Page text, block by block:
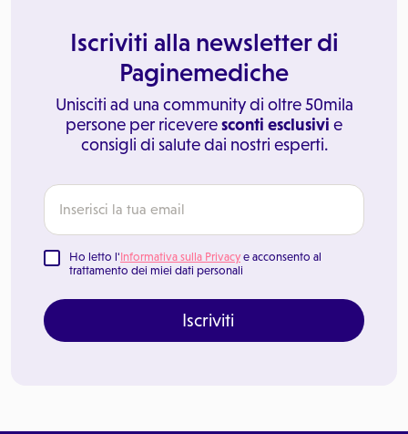
Iscriviti alla newsletter di
Paginemediche
Unisciti ad una community di oltre 50mila
persone per riceveresconti esclusivi e
consigli di salute dai nostri esperti.
Ho letto l'Informativa sulla Privacy e acconsento al
trattamento dei miei dati personali
Iscriviti